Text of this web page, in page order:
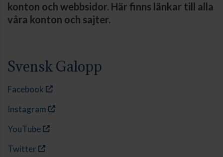
konton och webbsidor. Här finns länkar till alla
våra konton och sajter.
Svensk Galopp
Facebook
Instagram
YouTube
Twitter